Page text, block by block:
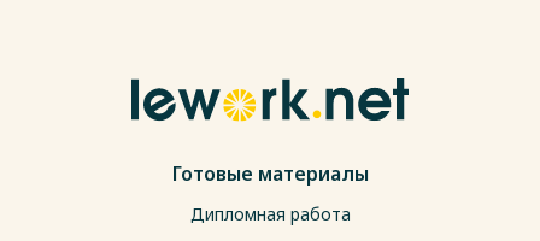
Готовые материалы
Дипломная работа